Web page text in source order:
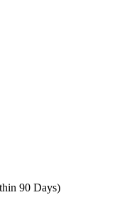
90 Days)